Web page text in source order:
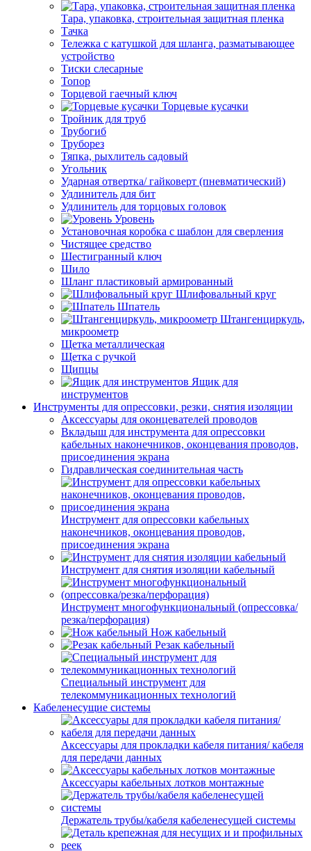
Тара, упаковка, строительная защитная пленка
Тачка
Тележка с катушкой для шланга, разматывающее
устройство
Тиски слесарные
Топор
Торцевой гаечный ключ
Торцевые кусачки
Тройник для труб
Трубогиб
Труборез
Тяпка, рыхлитель садовый
Угольник
Ударная отвертка/ гайковерт (пневматический)
Удлинитель для бит
Удлинитель для торцовых головок
Уровень
Установочная коробка с шаблон для сверления
Чистящее средство
Шестигранный ключ
Шило
Шланг пластиковый армированный
Шлифовальный круг
Шпатель
Штангенциркуль,
микроометр
Щетка металлическая
Щетка с ручкой
Щипцы
Ящик для
инструментов
Инструменты для опрессовки, резки, снятия изоляции
Аксессуары для оконцевателей проводов
Вкладыш для инструмента для опрессовки
кабельных наконечников, оконцевания проводов,
присоединения экрана
Гидравлическая соединительная часть
Инструмент для опрессовки кабельных
наконечников, оконцевания проводов,
присоединения экрана
Инструмент для снятия изоляции кабельный
Инструмент многофункциональный (опрессовка/
резка/перфорация)
Нож кабельный
Резак кабельный
Специальный инструмент для
телекоммуникационных технологий
Кабеленесущие системы
Аксессуары для прокладки кабеля питания/ кабеля
для передачи данных
Аксессуары кабельных лотков монтажные
Держатель трубы/кабеля кабеленесущей системы